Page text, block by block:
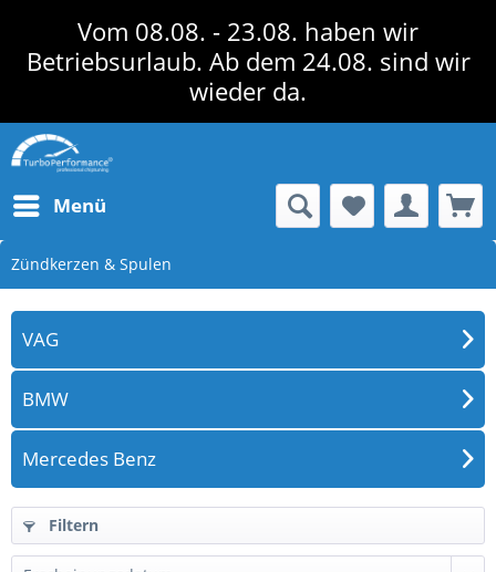
Vom 08.08. - 23.08. haben wir
Betriebsurlaub. Ab dem 24.08. sind wir
wieder da.
Menü
Zündkerzen & Spulen
VAG
BMW
Mercedes Benz
Filtern